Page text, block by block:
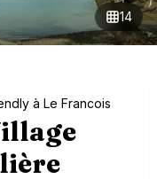
14
à Le Francois